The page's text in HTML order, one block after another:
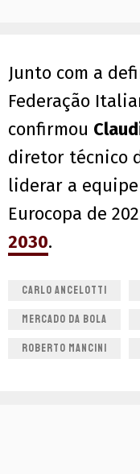
Junto com a
Federação
confirmou
diretor técnico
liderar a
Eurocopa de
2030.
CARLO ANCELOTTI
MERCADO DA BOLA
ROBERTO MANCINI